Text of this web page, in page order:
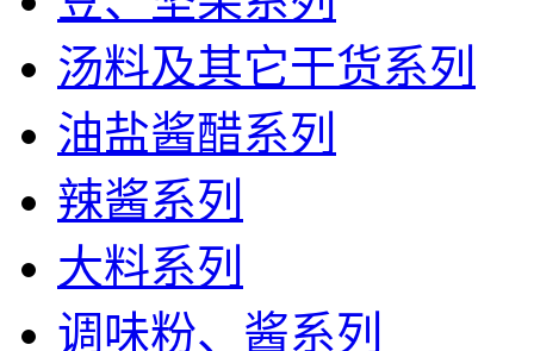
汤料及其它干货系列
油盐酱醋系列
辣酱系列
大料系列
调味粉、酱系列